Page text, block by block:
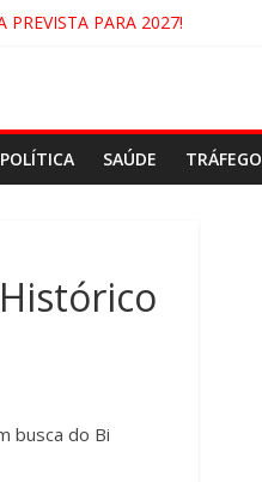
PREVISTA PARA 2027!
FÁBRICA DA COCA-COLA!
POLÍTICA SAÚDE TRÁFEGO
busca do Bi